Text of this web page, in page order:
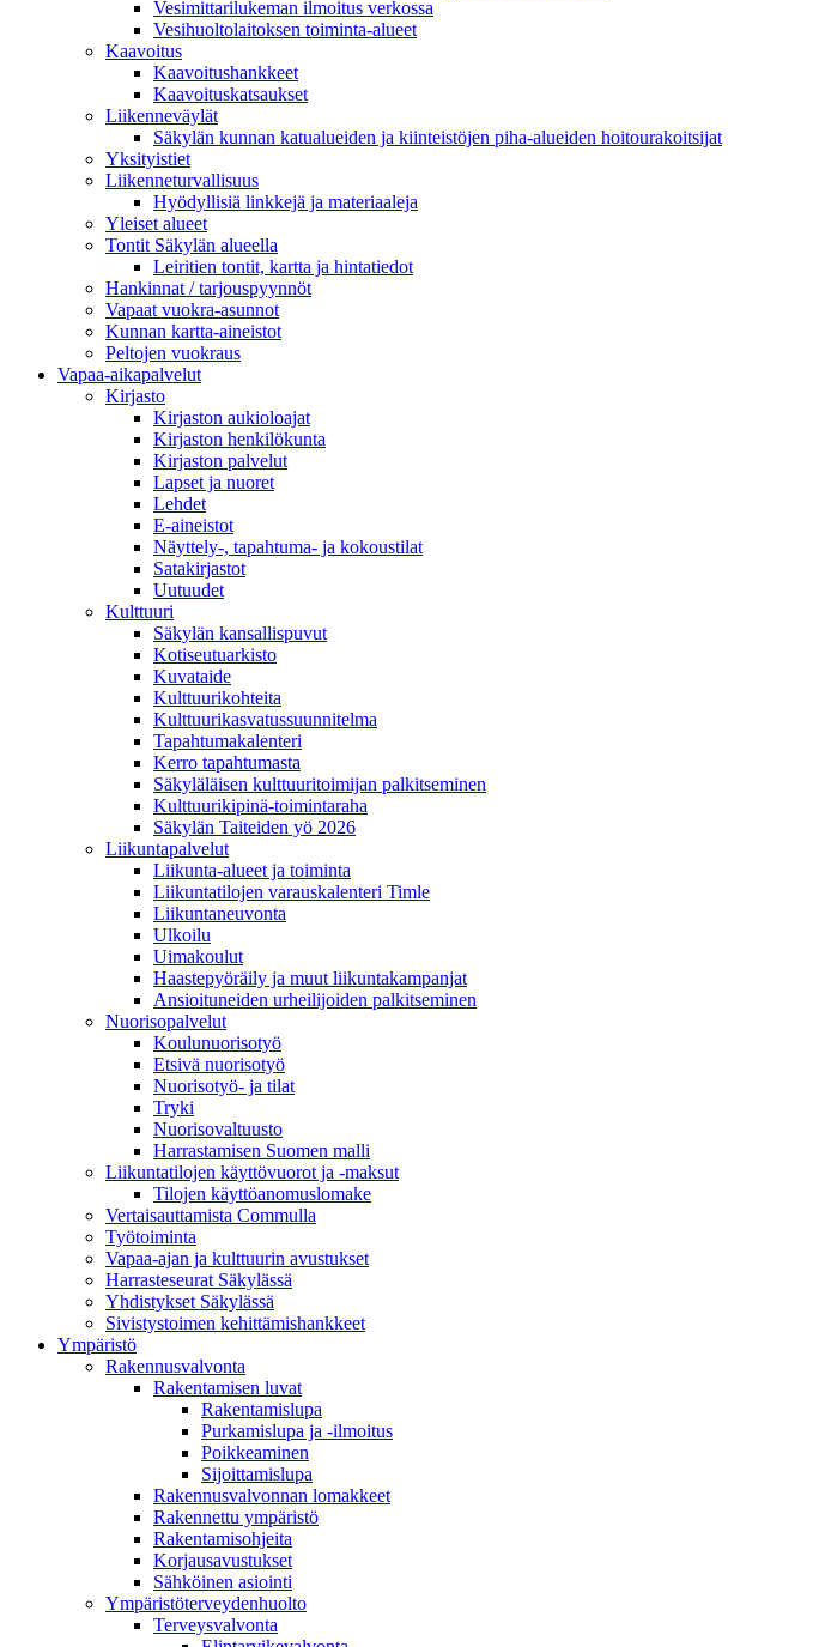
Vesimittarilukeman ilmoitus verkossa
Vesihuoltolaitoksen toiminta-alueet
Kaavoitus
Kaavoitushankkeet
Kaavoituskatsaukset
Liikenneväylät
Säkylän kunnan katualueiden ja kiinteistöjen piha-alueiden hoitourakoitsijat
Yksityistiet
Liikenneturvallisuus
Hyödyllisiä linkkejä ja materiaaleja
Yleiset alueet
Tontit Säkylän alueella
Leiritien tontit, kartta ja hintatiedot
Hankinnat / tarjouspyynnöt
Vapaat vuokra-asunnot
Kunnan kartta-aineistot
Peltojen vuokraus
Vapaa-aika­palvelut
Kirjasto
Kirjaston aukioloajat
Kirjaston henkilökunta
Kirjaston palvelut
Lapset ja nuoret
Lehdet
E-aineistot
Näyttely-, tapahtuma- ja kokoustilat
Satakirjastot
Uutuudet
Kulttuuri
Säkylän kansallispuvut
Kotiseutuarkisto
Kuvataide
Kulttuurikohteita
Kulttuurikasvatussuunnitelma
Tapahtumakalenteri
Kerro tapahtumasta
Säkyläläisen kulttuuritoimijan palkitseminen
Kulttuurikipinä-toimintaraha
Säkylän Taiteiden yö 2026
Liikuntapalvelut
Liikunta-alueet ja toiminta
Liikuntatilojen varauskalenteri Timle
Liikuntaneuvonta
Ulkoilu
Uimakoulut
Haastepyöräily ja muut liikuntakampanjat
Ansioituneiden urheilijoiden palkitseminen
Nuorisopalvelut
Koulunuorisotyö
Etsivä nuorisotyö
Nuorisotyö- ja tilat
Tryki
Nuorisovaltuusto
Harrastamisen Suomen malli
Liikuntatilojen käyttövuorot ja -maksut
Tilojen käyttöanomuslomake
Vertaisauttamista Commulla
Työtoiminta
Vapaa-ajan ja kulttuurin avustukset
Harrasteseurat Säkylässä
Yhdistykset Säkylässä
Sivistystoimen kehittämishankkeet
Ympä­ristö
Rakennusvalvonta
Rakentamisen luvat
Rakentamislupa
Purkamislupa ja -ilmoitus
Poikkeaminen
Sijoittamislupa
Rakennusvalvonnan lomakkeet
Rakennettu ympäristö
Rakentamisohjeita
Korjausavustukset
Sähköinen asiointi
Ympäristöterveydenhuolto
Terveysvalvonta